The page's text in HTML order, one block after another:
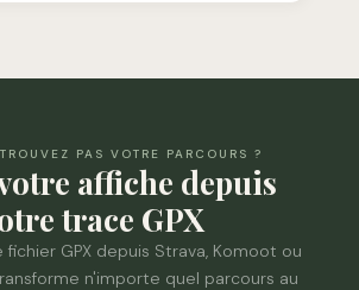
PAS VOTRE PARCOURS ?
affiche depuis
trace GPX
GPX depuis Strava, Komoot ou
n'importe quel parcours au